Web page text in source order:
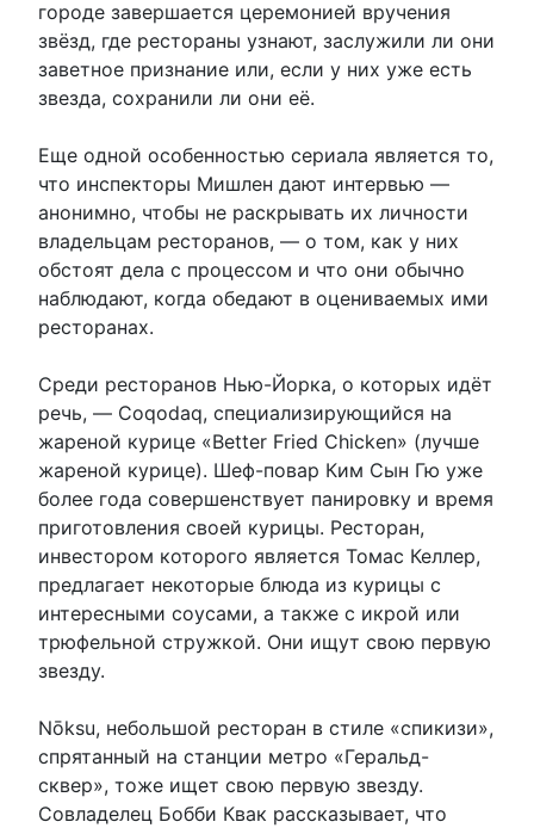
городе завершается церемонией вручения
звёзд, где рестораны узнают, заслужили ли они
заветное признание или, если у них уже есть
звезда, сохранили ли они её.
Еще одной особенностью сериала является то,
что инспекторы Мишлен дают интервью —
анонимно, чтобы не раскрывать их личности
владельцам ресторанов, — о том, как у них
обстоят дела с процессом и что они обычно
наблюдают, когда обедают в оцениваемых ими
ресторанах.
Среди ресторанов Нью-Йорка, о которых идёт
речь, — Coqodaq, специализирующийся на
жареной курице «Better Fried Chicken» (лучше
жареной курице). Шеф-повар Ким Сын Гю уже
более года совершенствует панировку и время
приготовления своей курицы. Ресторан,
инвестором которого является Томас Келлер,
предлагает некоторые блюда из курицы с
интересными соусами, а также с икрой или
трюфельной стружкой. Они ищут свою первую
звезду.
Nōksu, небольшой ресторан в стиле «спикизи»,
спрятанный на станции метро «Геральд-
сквер», тоже ищет свою первую звезду.
Совладелец Бобби Квак рассказывает, что